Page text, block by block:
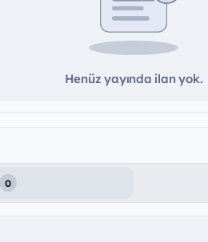
Henüz yayında ilan yok.
0